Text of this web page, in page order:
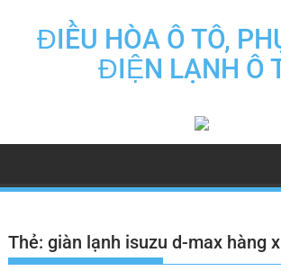
contentĐIỀU HÒA Ô TÔ,
ĐIỆN LẠNH Ô
Thẻ:giàn lạnh isuzu d-max hàng